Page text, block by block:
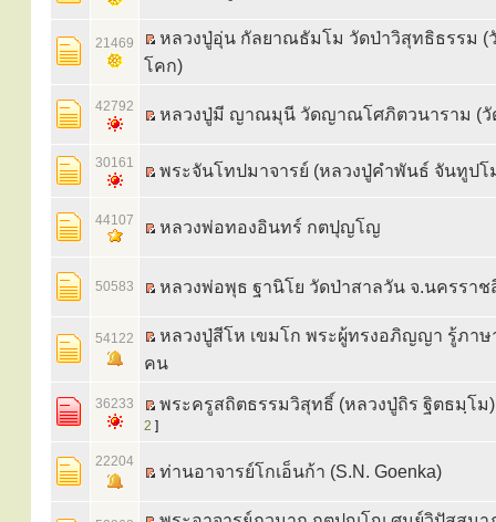
21469
หลวงปู่อุ่น กัลยาณธัมโม วัดป่าวิสุทธิธรรม (
โคก)
42792 หลวงปู่มี ญาณมุนี วัดญาณโศภิตวนาราม (วั
30161 พระจันโทปมาจารย์ (หลวงปู่คำพันธ์ จันทูปโ
44107 หลวงพ่อทองอินทร์ กตปุญโญ
50583 หลวงพ่อพุธ ฐานิโย วัดป่าสาลวัน จ.นครราช
54122
หลวงปู่สีโห เขมโก พระผู้ทรงอภิญญา รู้ภาษ
คน
36233 พระครูสถิตธรรมวิสุทธิ์ (หลวงปู่ถิร ฐิตธมฺโม)
2 ]
22204
ท่านอาจารย์โกเอ็นก้า (S.N. Goenka)